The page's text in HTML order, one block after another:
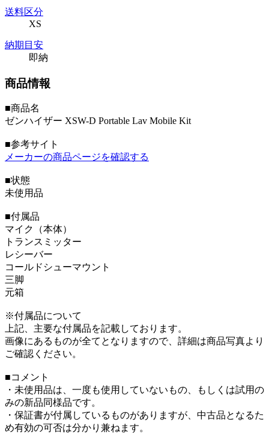
送料区分
XS
納期目安
即納
商品情報
■商品名
ゼンハイザー XSW-D Portable Lav Mobile Kit
■参考サイト
メーカーの商品ページを確認する
■状態
未使用品
■付属品
マイク（本体）
トランスミッター
レシーバー
コールドシューマウント
三脚
元箱
※付属品について
上記、主要な付属品を記載しております。
画像にあるものが全てとなりますので、詳細は商品写真より
ご確認ください。
■コメント
・未使用品は、一度も使用していないもの、もしくは試用の
みの新品同様品です。
・保証書が付属しているものがありますが、中古品となるた
め有効の可否は分かり兼ねます。